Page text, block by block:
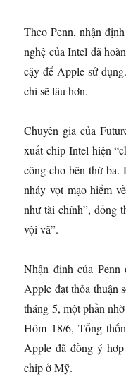
Theo Penn, nhận
nghệ của Intel đã
cậy để Apple sử
chí sẽ lâu hơn.
Chuyên gia của
xuất chip Intel hiện
công cho bên thứ
nhảy vọt mạo hiểm
như tài chính”, đồng
vội vã”.
Nhận định của
Apple đạt thỏa thuận
tháng 5, một phần
Hôm 18/6, Tổng
Apple đã đồng ý
chip ở Mỹ.